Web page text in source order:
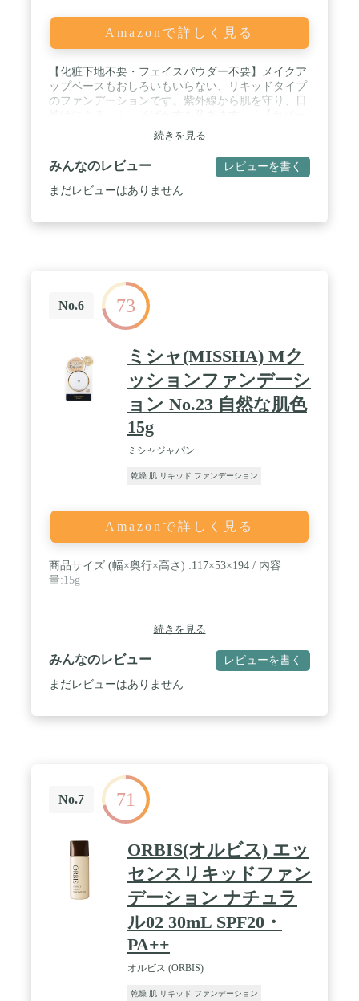
Amazonで詳しく見る
【化粧下地不要・フェイスパウダー不要】メイクア
ップベースもおしろいもいらない、リキッドタイプ
のファンデーションです。紫外線から肌を守り、日
力がありつつナチュラルな仕上がり】素肌になじ
む、軽い使い心地のリキッドファンデーション。薄
く均一に密着し、色ムラや凹凸をカバーしながらも
自然な仕上がりです。 / 【保湿成分配合*】しっと
りとした仕上がりで、乾燥を防ぎます。肌のうるお
続きを見る
みんなのレビュー レビューを書く
まだレビューはありません
No.6 73
ミシャ(MISSHA) Мク
ッションファンデーシ
ョン No.23 自然な肌色
15g
ミシャジャパン
乾燥 肌 リキッド ファンデーション
Amazonで詳しく見る
商品サイズ (幅×奥行×高さ) :117×53×194 / 内容
量:15g
続きを見る
みんなのレビュー レビューを書く
まだレビューはありません
No.7 71
ORBIS(オルビス) エッ
センスリキッドファン
デーション ナチュラ
ル02 30mL SPF20・
PA++
オルビス (ORBIS)
乾燥 肌 リキッド ファンデーション